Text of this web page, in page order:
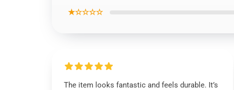
★☆☆☆☆
The item looks fantastic and feels durable. It’s